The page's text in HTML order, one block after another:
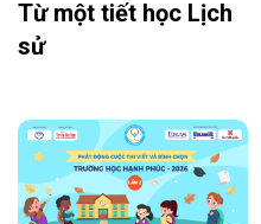
Từ một tiết học Lịch
sử